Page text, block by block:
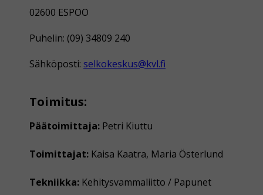
02600 ESPOO
Puhelin: (09) 34809 240
Sähköposti: selkokeskus@kvl.fi
Toimitus:
Päätoimittaja: Petri Kiuttu
Toimittajat: Kaisa Kaatra, Maria Österlund
Tekniikka: Kehitysvammaliitto / Papunet